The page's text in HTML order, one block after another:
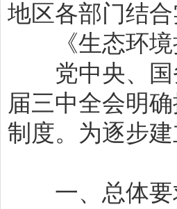
地区各部门结
《生态环境
党中央、国
届三中全会明
制度。为逐步
一、总体要